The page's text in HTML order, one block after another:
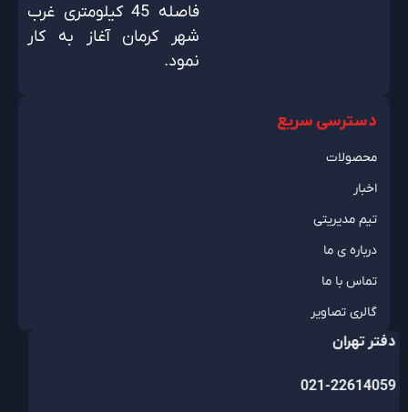
فاصله 45 کیلومتری غرب
شهر کرمان آغاز به کار
نمود.
دسترسی سریع
محصولات
اخبار
تیم مدیریتی
درباره ی ما
تماس با ما
گالری تصاویر
دفتر تهران
021-22614059